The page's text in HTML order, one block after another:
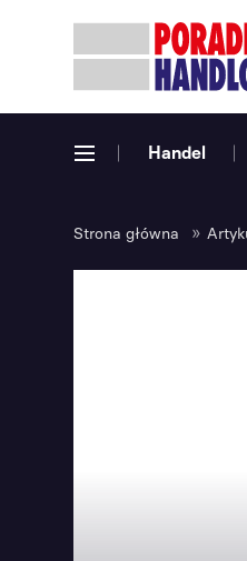
Handel
Strona główna »